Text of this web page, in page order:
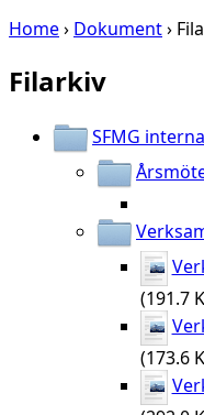
Home› Dokument›
Filarkiv
SFMG
(191.7
(173.6